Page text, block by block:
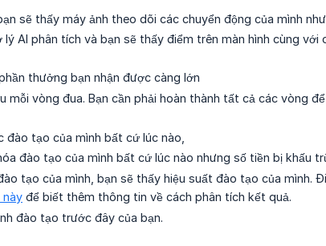
sẽ thấy máy ảnh theo dõi các chuyển động của mình như
lý AI phân tích và bạn sẽ thấy điểm trên màn hình cùng
thưởng bạn nhận được càng lớn
mỗi vòng đua. Bạn cần phải hoàn thành tất cả các vòng
tạo của mình bất cứ lúc nào,
đào tạo của mình bất cứ lúc nào nhưng số tiền bị khấu
tạo của mình, bạn sẽ thấy hiệu suất đào tạo của mình.
này để biết thêm thông tin về cách phân tích kết quả.
đào tạo trước đây của bạn.